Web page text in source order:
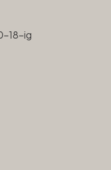
18-ig